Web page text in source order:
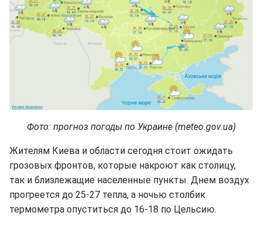
Фото: прогноз погоды по Украине (meteo.gov.ua)
Жителям Киева и области сегодня стоит ожидать
грозовых фронтов, которые накроют как столицу,
так и близлежащие населенные пункты. Днем воздух
прогреется до 25-27 тепла, а ночью столбик
термометра опуститься до 16-18 по Цельсию.